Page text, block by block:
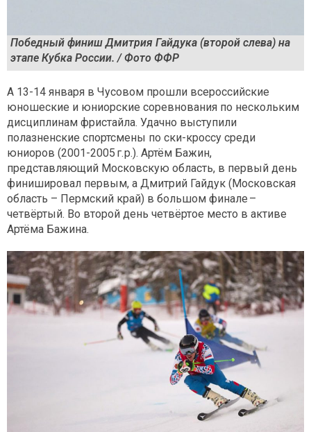
Победный финиш Дмитрия Гайдука (второй слева) на
этапе Кубка России. / Фото ФФР
А 13-14 января в Чусовом прошли всероссийские
юношеские и юниорские соревнования по нескольким
дисциплинам фристайла. Удачно выступили
полазненские спортсмены по ски-кроссу среди
юниоров (2001-2005 г. р.). Артём Бажин,
представляющий Московскую область, в первый день
финишировал первым, а Дмитрий Гайдук (Московская
область – Пермский край) в большом финале –
четвёртый. Во второй день четвёртое место в активе
Артёма Бажина.